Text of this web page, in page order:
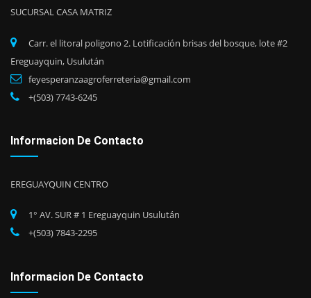
SUCURSAL CASA MATRIZ
Carr. el litoral poligono 2. Lotificación brisas del bosque, lote #2
Ereguayquin, Usulután
feyesperanzaagroferreteria@gmail.com
+(503) 7743-6245
Informacion De Contacto
EREGUAYQUIN CENTRO
1° AV. SUR # 1 Ereguayquin Usulután
+(503) 7843-2295
Informacion De Contacto